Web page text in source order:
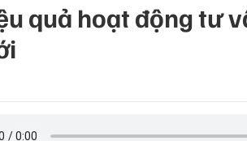
quả hoạt động tư